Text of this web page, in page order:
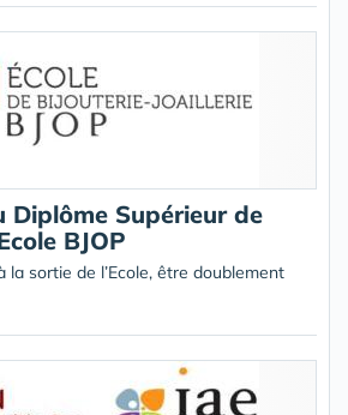
Diplôme Supérieur de
BJOP
la sortie de l’Ecole, être doublement